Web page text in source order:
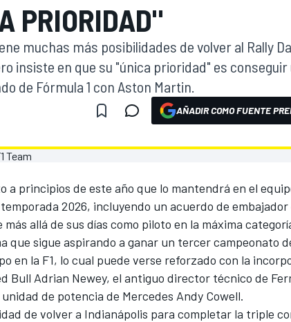
MOTO
TURISMO
PRIORIDAD"
muchas más posibilidades de volver al Rally
insiste en que su "única prioridad" es conseguir
de Fórmula 1 con Aston Martin.
AÑADIR COMO FUENTE
a principios de este año que lo mantendrá en el
2026, incluyendo un acuerdo de embajador
allá de sus días como piloto en la máxima
que sigue aspirando a ganar un tercer campeonato
en la F1, lo cual puede verse reforzado con la
Bull Adrian Newey, el antiguo director técnico de
de potencia de Mercedes Andy Cowell.
de volver a Indianápolis para completar la triple